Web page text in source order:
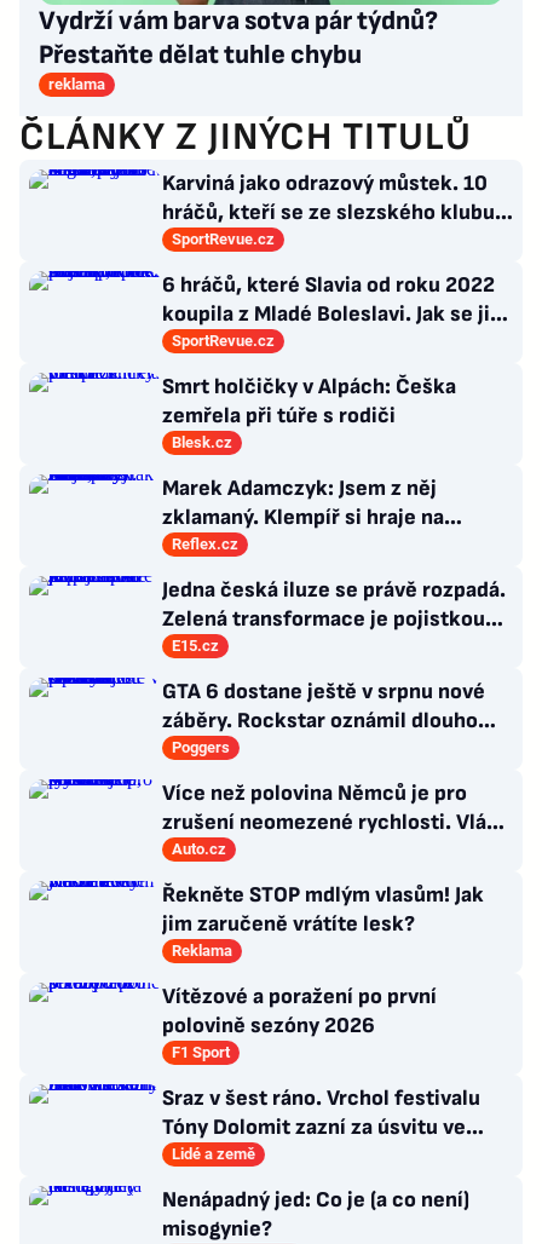
Vydrží vám barva sotva pár týdnů?
Přestaňte dělat tuhle chybu
reklama
ČLÁNKY Z JINÝCH TITULŮ
Karviná jako odrazový můstek. 10
hráčů, kteří se ze slezského klubu
probili k lukrativnímu angažmá
SportRevue.cz
6 hráčů, které Slavia od roku 2022
koupila z Mladé Boleslavi. Jak se jim
po přestupu do Edenu vedlo?
SportRevue.cz
Smrt holčičky v Alpách: Češka
zemřela při túře s rodiči
Blesk.cz
Marek Adamczyk: Jsem z něj
zklamaný. Klempíř si hraje na
ministra. Nestačí se tak tvářit, musí
zamakat
Reflex.cz
Jedna česká iluze se právě rozpadá.
Zelená transformace je pojistkou
proti chaosu
E15.cz
GTA 6 dostane ještě v srpnu nové
záběry. Rockstar oznámil dlouho
očekávanou prezentaci
Poggers
Více než polovina Němců je pro
zrušení neomezené rychlosti. Vláda
řekla, co si o tom myslí
Auto.cz
Řekněte STOP mdlým vlasům! Jak
jim zaručeně vrátíte lesk?
Reklama
Vítězové a poražení po první
polovině sezóny 2026
F1 Sport
Sraz v šest ráno. Vrchol festivalu
Tóny Dolomit zazní za úsvitu ve
3000 metrech
Lidé a země
Nenápadný jed: Co je (a co není)
misogynie?